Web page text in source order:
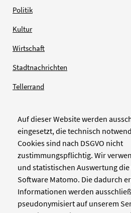
Auf dieser Website werden
eingesetzt, die technisch
Cookies sind nach DSGVO nicht
zustimmungspflichtig. Wir
und statistischen Auswertung
Software Matomo. Die dadurch
Informationen werden
pseudonymisiert auf unserem
Politik
Kultur
Wirtschaft
Stadtnachrichten
Tellerrand
Verlag
Pinienstraße 2
40233 Düsseldorf
www.zellwerk.com